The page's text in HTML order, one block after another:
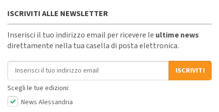
ISCRIVITI ALLE NEWSLETTER
Inserisci il tuo indirizzo email per ricevere le ultime news
direttamente nella tua casella di posta elettronica.
Indirizzo email
ISCRIVITI
Scegli le tue edizioni:
News Alessandria